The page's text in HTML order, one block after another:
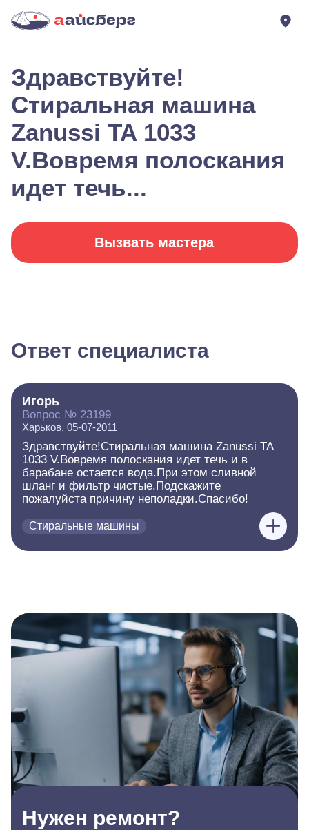
Здравствуйте!
Стиральная машина
Zanussi TA 1033
V.Вовремя полоскания
идет течь...
Вызвать мастера
Ответ специалиста
Игорь
Вопрос № 23199
Харьков, 05-07-2011
Здравствуйте!Стиральная машина Zanussi TA
1033 V.Вовремя полоскания идет течь и в
барабане остается вода.При этом сливной
шланг и фильтр чистые.Подскажите
пожалуйста причину неполадки.Спасибо!
Стиральные машины
Нужен ремонт?